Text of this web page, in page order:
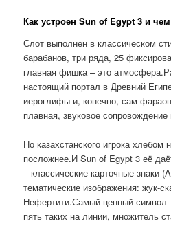
Как устроен Sun of Egypt 3 и
Слот выполнен в классическом
барабанов, три ряда, 25
главная фишка – это
настоящий портал в Древний
иероглифы и, конечно, сам
плавная, звуковое сопровождение
Но казахстанского игрока
посложнее.И Sun of Egypt 3 её
– классические карточные знаки
тематические изображения: жук-
Нефертити.Самый ценный символ
пять таких на линии, множитель